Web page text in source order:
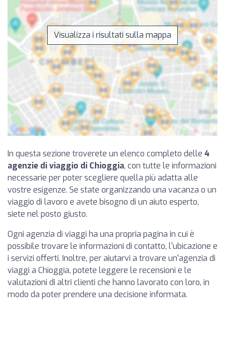
Visualizza i risultati sulla mappa
In questa sezione troverete un elenco completo delle 4
agenzie di viaggio di Chioggia, con tutte le informazioni
necessarie per poter scegliere quella più adatta alle
vostre esigenze. Se state organizzando una vacanza o un
viaggio di lavoro e avete bisogno di un aiuto esperto,
siete nel posto giusto.
Ogni agenzia di viaggi ha una propria pagina in cui è
possibile trovare le informazioni di contatto, l'ubicazione e
i servizi offerti. Inoltre, per aiutarvi a trovare un'agenzia di
viaggi a Chioggia, potete leggere le recensioni e le
valutazioni di altri clienti che hanno lavorato con loro, in
modo da poter prendere una decisione informata.